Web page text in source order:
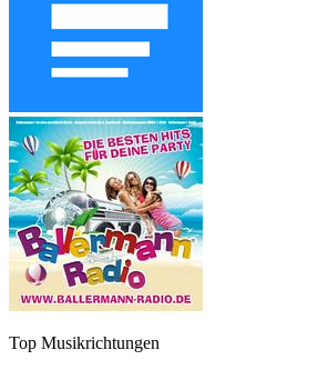
Top Musikrichtungen